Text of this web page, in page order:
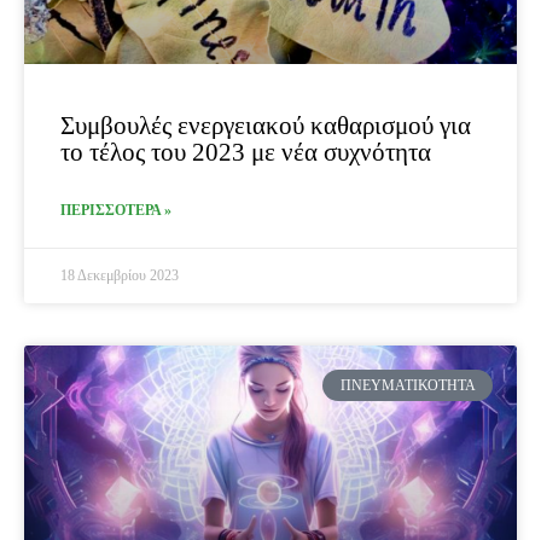
Συμβουλές ενεργειακού καθαρισμού για
το τέλος του 2023 με νέα συχνότητα
ΠΕΡΙΣΣΟΤΕΡΑ »
18 Δεκεμβρίου 2023
ΠΝΕΥΜΑΤΙΚΌΤΗΤΑ